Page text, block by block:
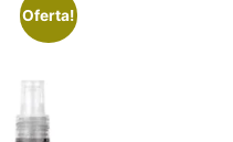
Oferta!